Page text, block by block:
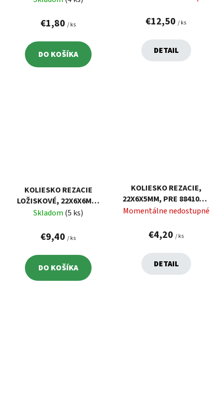
€1,80 / ks
DO KOŠÍKA
€12,50 / ks
DETAIL
KOLIESKO REZACIE
LOŽISKOVÉ, 22X6X6MM,
WOLFRÁM KARBID, PRE
Skladom (5 ks)
€9,40 / ks
DO KOŠÍKA
KOLIESKO REZACIE,
22X6X5MM, PRE 8841022,
8841023, 8841024
Momentálne nedostupné
€4,20 / ks
DETAIL